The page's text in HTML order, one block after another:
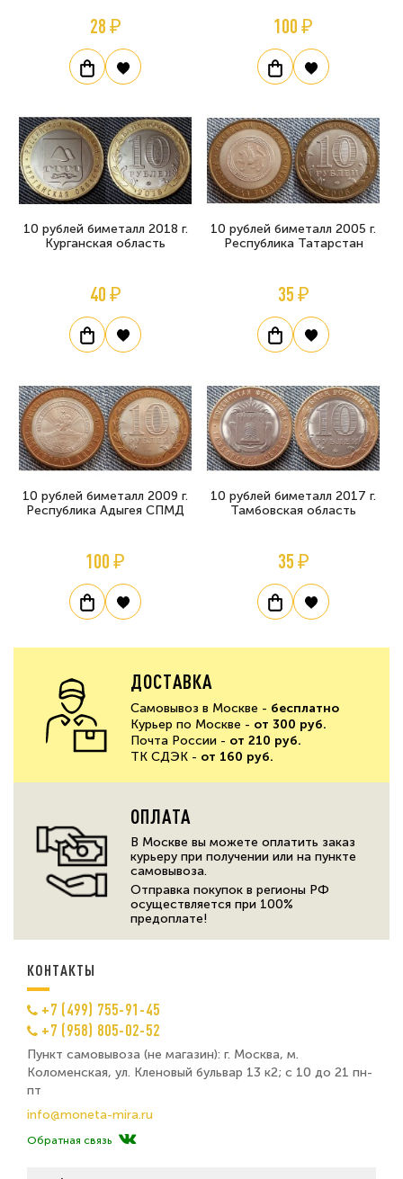
28 ₽ 100 ₽
10 рублей биметалл 2018 г.
Курганская область
40 ₽
10 рублей биметалл 2005 г.
Республика Татарстан
35 ₽
10 рублей биметалл 2009 г.
Республика Адыгея СПМД
100 ₽
10 рублей биметалл 2017 г.
Тамбовская область
35 ₽
ДОСТАВКА
Самовывоз в Москве - бесплатно
Курьер по Москве - от 300 руб.
Почта России - от 210 руб.
ТК СДЭК - от 160 руб.
ОПЛАТА
В Москве вы можете оплатить заказ
курьеру при получении или на пункте
самовывоза.
Отправка покупок в регионы РФ
осуществляется при 100%
предоплате!
КОНТАКТЫ
+7 (499) 755-91-45
+7 (958) 805-02-52
Пункт самовывоза (не магазин): г. Москва, м.
Коломенская, ул. Кленовый бульвар 13 к2; с 10 до 21 пн-
пт
info@moneta-mira.ru
Обратная связь